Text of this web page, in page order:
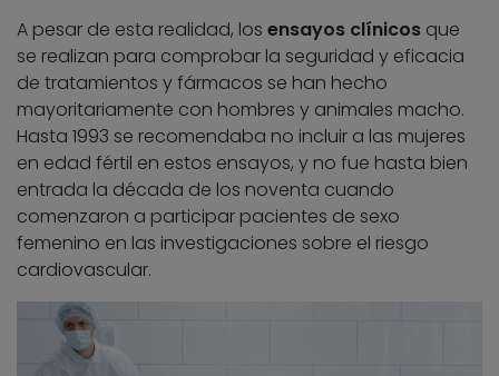
A pesar de esta realidad, los ensayos clínicos que
se realizan para comprobar la seguridad y eficacia
de tratamientos y fármacos se han hecho
mayoritariamente con hombres y animales macho.
Hasta 1993 se recomendaba no incluir a las mujeres
en edad fértil en estos ensayos, y no fue hasta bien
entrada la década de los noventa cuando
comenzaron a participar pacientes de sexo
femenino en las investigaciones sobre el riesgo
cardiovascular.